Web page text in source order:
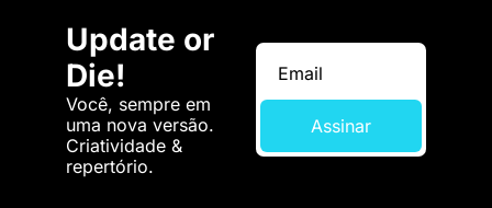
Update or
Die!
Você, sempre em
uma nova versão.
Criatividade &
repertório.
Assinar